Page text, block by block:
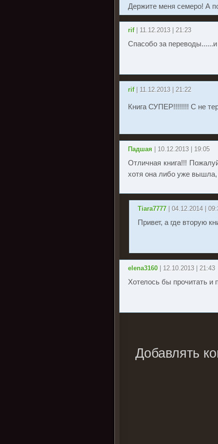
Держите меня семеро! А
rif | 11.12.2013 | 21:23
Спасобо за
rif | 11.12.2013 | 21:22
Книга СУПЕР!!!!!!!! С не
Падшая | 10.12.2013 | 19:05
Отличная книга!!!
хотя она либо уже
Tiara7777 | 04.12.2014 |
Привет, а где вторую
elena3160 | 12.10.2013 | 21:43
Хотелось бы прочитать и
Добавлять